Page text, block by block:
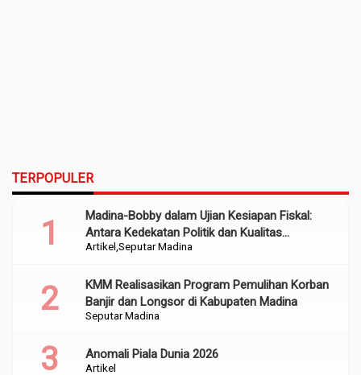
TERPOPULER
Artikel Seputar Madina
Madina-Bobby dalam Ujian Kesiapan Fiskal:
Antara Kedekatan Politik dan Kualitas
Perencanaan
Seputar Madina
KMM Realisasikan Program Pemulihan Korban
Banjir dan Longsor di Kabupaten Madina
Artikel
Anomali Piala Dunia 2026